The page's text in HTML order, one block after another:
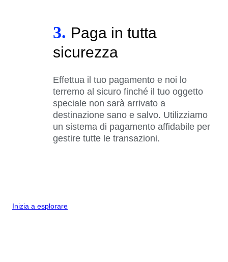
3. Paga in tutta
sicurezza
Effettua il tuo pagamento e noi lo
terremo al sicuro finché il tuo oggetto
speciale non sarà arrivato a
destinazione sano e salvo. Utilizziamo
un sistema di pagamento affidabile per
gestire tutte le transazioni.
Inizia a esplorare